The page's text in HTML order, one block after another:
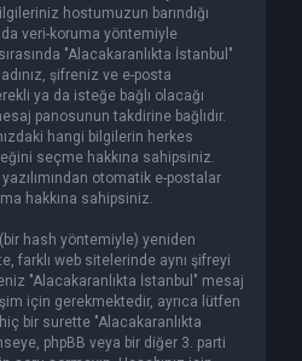
hostumuzun barındığı
veri-koruma yöntemiyle
"Alacakaranlıkta İstanbul"
şifreniz ve e-posta
ya da isteğe bağlı olacağı
panosunun takdirine bağlıdır.
hangi bilgilerin herkes
seçme hakkına sahipsiniz.
yazılımından otomatik e-postalar
hakkına sahipsiniz.
hash yöntemiyle) yeniden
farklı web sitelerinde aynı şifreyi
"Alacakaranlıkta İstanbul" mesaj
için gerekmektedir, ayrıca lütfen
bir surette "Alacakaranlıkta
phpBB veya bir diğer 3. parti